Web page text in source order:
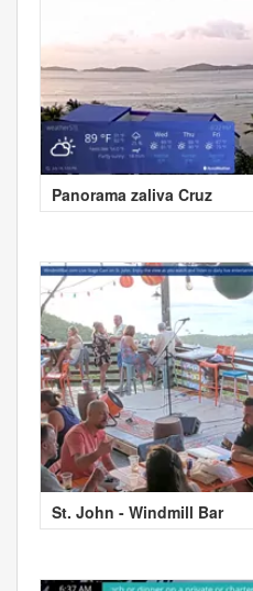
Panorama zaliva Cruz
St. John - Windmill Bar